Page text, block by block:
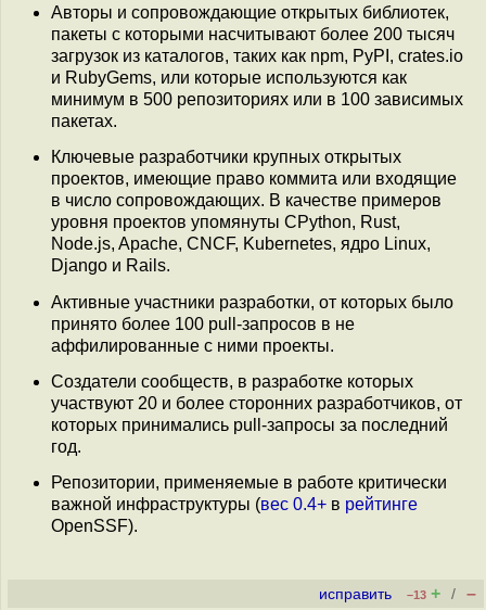
Авторы и сопровождающие открытых библиотек,
пакеты с которыми насчитывают более 200 тысяч
загрузок из каталогов, таких как npm, PyPI, crates.io
и RubyGems, или которые используются как
минимум в 500 репозиториях или в 100 зависимых
пакетах.
Ключевые разработчики крупных открытых
проектов, имеющие право коммита или входящие
в число сопровождающих. В качестве примеров
уровня проектов упомянуты CPython, Rust,
Node.js, Apache, CNCF, Kubernetes, ядро Linux,
Django и Rails.
Активные участники разработки, от которых было
принято более 100 pull-запросов в не
аффилированные с ними проекты.
Создатели сообществ, в разработке которых
участвуют 20 и более сторонних разработчиков, от
которых принимались pull-запросы за последний
год.
Репозитории, применяемые в работе критически
важной инфраструктуры (вес 0.4+ в рейтинге
OpenSSF).
исправить –13 + / –